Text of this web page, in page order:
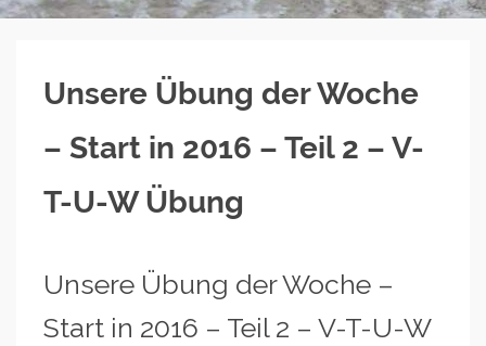
Unsere Übung der Woche
– Start in 2016 – Teil 2 – V-
T-U-W Übung
Unsere Übung der Woche –
Start in 2016 – Teil 2 – V-T-U-W